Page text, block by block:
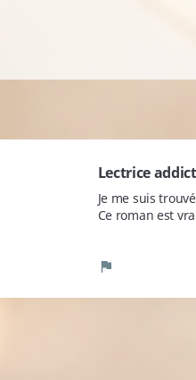
Lectrice addict
Je me suis
Ce roman est